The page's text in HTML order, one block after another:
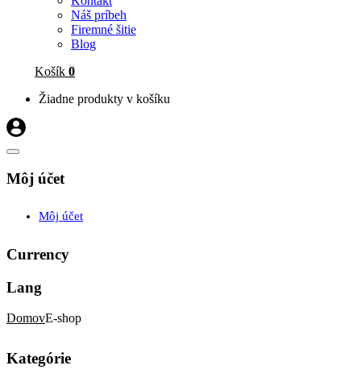
Náš príbeh
Firemné šitie
Blog
Košík 0
Žiadne produkty v košíku
Môj účet
Môj účet
Currency
Lang
DomovE-shop
Kategórie